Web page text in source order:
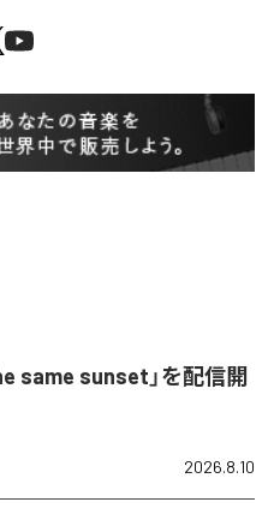
same sunset」を配信開
2026.8.10